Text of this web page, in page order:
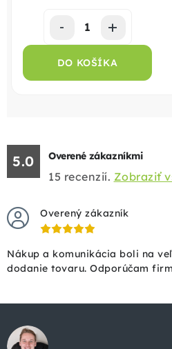
DO KOŠÍKA
5.0 Overené zákazníkmi
15 recenzií. Zobraziť
Overený zákazník
Nákup a komunikácia boli na
dodanie tovaru. Odporúčam
á